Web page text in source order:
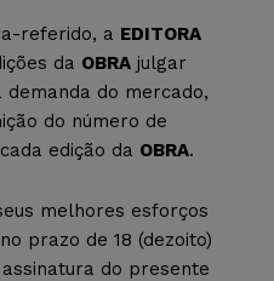
referido, a EDITORA
da OBRA julgar
do mercado,
do número de
edição da OBRA.
melhores esforços
no prazo de 18 (dezoito)
do presente